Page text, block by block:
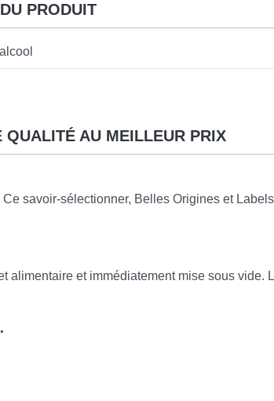
PRODUIT
AU MEILLEUR PRIX
savoir-sélectionner, Belles Origines et
alimentaire et immédiatement mise sous vide.